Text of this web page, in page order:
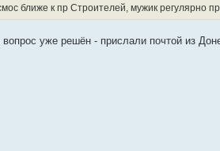
ближе к пр Строителей, мужик регулярно
уже решён - прислали почтой из